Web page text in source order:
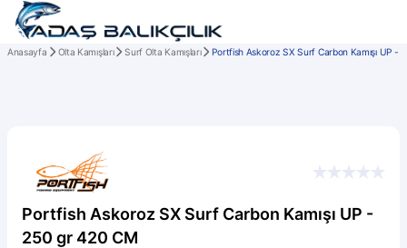
Anasayfa Olta Kamışları Surf Olta Kamışları Portfish Askoroz SX Surf Carbon Kamışı UP -
Portfish Askoroz SX Surf Carbon Kamışı UP -
250 gr 420 CM